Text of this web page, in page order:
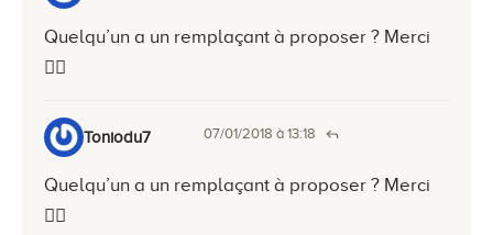
Quelqu’un a un remplaçant à proposer ? Merci
👍🏻
Toniodu7 07/01/2018 à 13:18
Quelqu’un a un remplaçant à proposer ? Merci
👍🏻